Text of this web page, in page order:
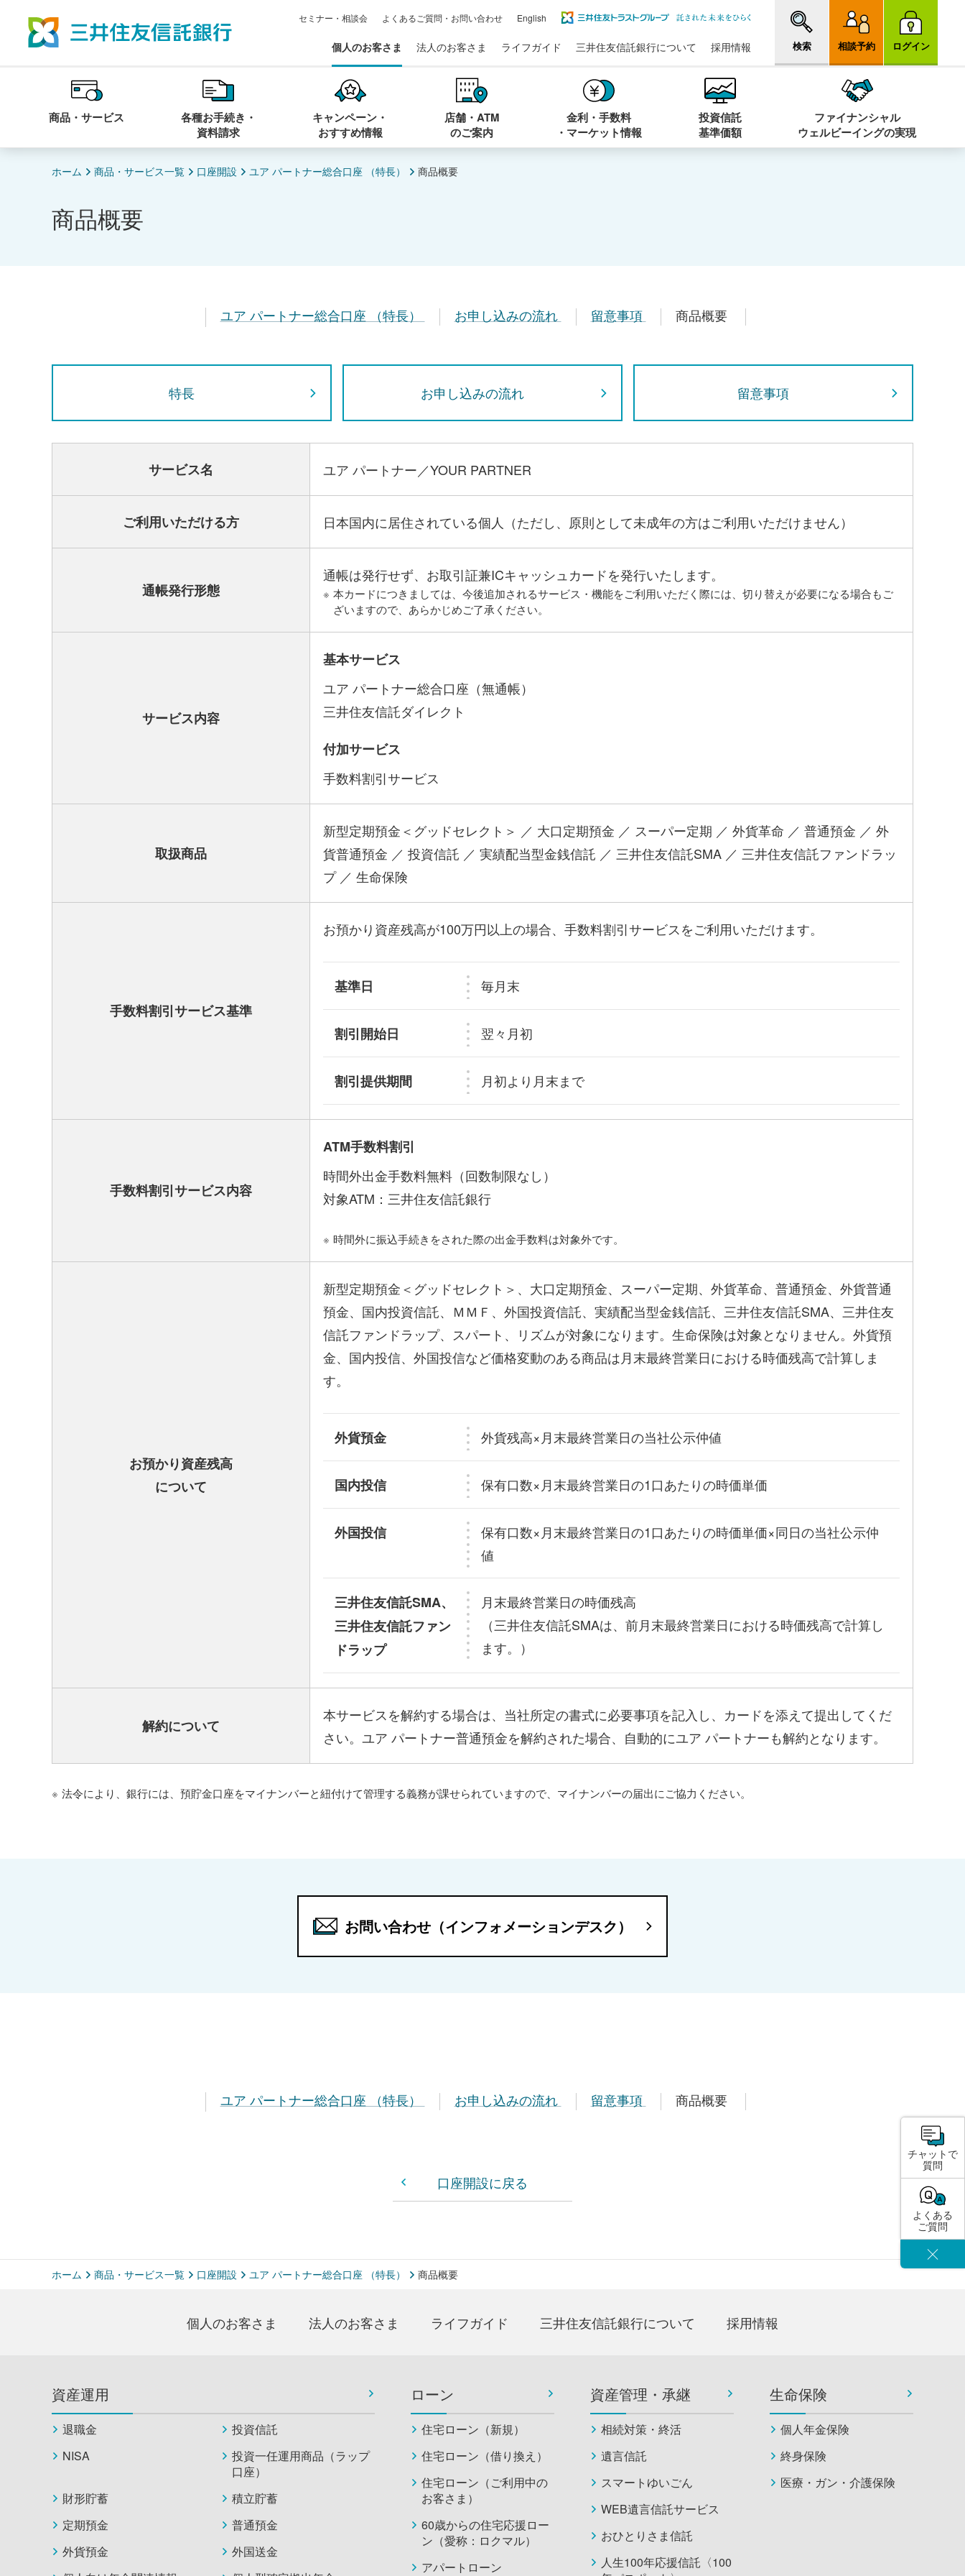
検索 相談予約 ログイン
商品・サービス
各種お手続き・
資料請求
キャンペーン・
おすすめ情報
店舗・ATM
のご案内
金利・手数料
・マーケット情報
投資信託
基準価額
ファイナンシャル
ウェルビーイングの実現
セミナー・相談会 よくあるご質問・お問い合わせ
個人のお客さま 法人のお客さま ライフガイド 三井住友信託銀行について 採用情報
English
ホーム 商品・サービス一覧 口座開設 ユア パートナー総合口座 （特長） 商品概要
商品概要
ユア パートナー総合口座 （特長） お申し込みの流れ 留意事項 商品概要
特長 お申し込みの流れ 留意事項
サービス名 ユア パートナー／YOUR PARTNER
ご利用いただける方 日本国内に居住されている個人（ただし、原則として未成年の方はご利用いただけません）
通帳発行形態
通帳は発行せず、お取引証兼ICキャッシュカードを発行いたします。
※ 本カードにつきましては、今後追加されるサービス・機能をご利用いただく際には、切り替えが必要になる場合もご
ざいますので、あらかじめご了承ください。
サービス内容
基本サービス
ユア パートナー総合口座（無通帳）
三井住友信託ダイレクト
付加サービス
手数料割引サービス
取扱商品
新型定期預金＜グッドセレクト＞ ／ 大口定期預金 ／ スーパー定期 ／ 外貨革命 ／ 普通預金 ／ 外
貨普通預金 ／ 投資信託 ／ 実績配当型金銭信託 ／ 三井住友信託SMA ／ 三井住友信託ファンドラッ
プ ／ 生命保険
手数料割引サービス基準
お預かり資産残高が100万円以上の場合、手数料割引サービスをご利用いただけます。
基準日 毎月末
割引開始日 翌々月初
割引提供期間 月初より月末まで
手数料割引サービス内容
ATM手数料割引
時間外出金手数料無料（回数制限なし）
対象ATM：三井住友信託銀行
※ 時間外に振込手続きをされた際の出金手数料は対象外です。
お預かり資産残高
について
新型定期預金＜グッドセレクト＞、大口定期預金、スーパー定期、外貨革命、普通預金、外貨普通
預金、国内投資信託、ＭＭＦ、外国投資信託、実績配当型金銭信託、三井住友信託SMA、三井住友
信託ファンドラップ、スパート、リズムが対象になります。生命保険は対象となりません。外貨預
金、国内投信、外国投信など価格変動のある商品は月末最終営業日における時価残高で計算しま
す。
外貨預金 外貨残高×月末最終営業日の当社公示仲値
国内投信 保有口数×月末最終営業日の1口あたりの時価単価
外国投信
保有口数×月末最終営業日の1口あたりの時価単価×同日の当社公示仲
値
三井住友信託SMA、
三井住友信託ファン
ドラップ
月末最終営業日の時価残高
（三井住友信託SMAは、前月末最終営業日における時価残高で計算し
ます。）
解約について
本サービスを解約する場合は、当社所定の書式に必要事項を記入し、カードを添えて提出してくだ
さい。ユア パートナー普通預金を解約された場合、自動的にユア パートナーも解約となります。
※ 法令により、銀行には、預貯金口座をマイナンバーと紐付けて管理する義務が課せられていますので、マイナンバーの届出にご協力ください。
お問い合わせ（インフォメーションデスク）
チャットで
質問
よくある
ご質問
閉じる
ユア パートナー総合口座 （特長） お申し込みの流れ 留意事項 商品概要
口座開設に戻る
ホーム 商品・サービス一覧 口座開設 ユア パートナー総合口座 （特長） 商品概要
個人のお客さま 法人のお客さま ライフガイド 三井住友信託銀行について 採用情報
資産運用
退職金
投資信託
NISA
投資一任運用商品（ラップ
口座）
財形貯蓄
積立貯蓄
定期預金
普通預金
外貨預金
外国送金
ローン
住宅ローン（新規）
住宅ローン（借り換え）
住宅ローン（ご利用中の
お客さま）
60歳からの住宅応援ロー
ン（愛称：ロクマル）
アパートローン
資産管理・承継
相続対策・終活
遺言信託
スマートゆいごん
WEB遺言信託サービス
おひとりさま信託
人生100年応援信託〈100
生命保険
個人年金保険
終身保険
医療・ガン・介護保険